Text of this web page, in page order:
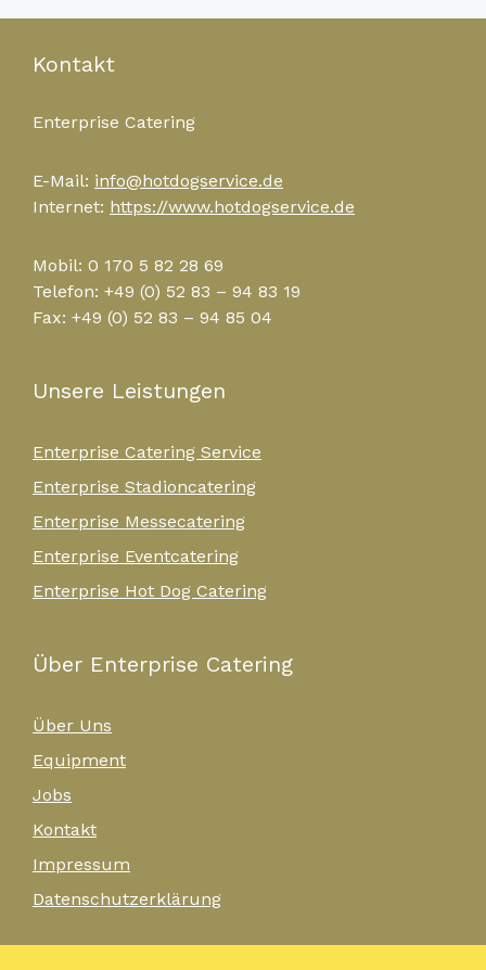
Kontakt
Enterprise Catering
E-Mail: info@hotdogservice.de
Internet: https://www.hotdogservice.de
Mobil: 0 170 5 82 28 69
Telefon: +49 (0) 52 83 – 94 83 19
Fax: +49 (0) 52 83 – 94 85 04
Unsere Leistungen
Enterprise Catering Service
Enterprise Stadioncatering
Enterprise Messecatering
Enterprise Eventcatering
Enterprise Hot Dog Catering
Über Enterprise Catering
Über Uns
Equipment
Jobs
Kontakt
Impressum
Datenschutzerklärung